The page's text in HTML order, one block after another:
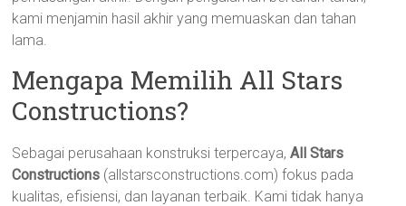
kami menjamin hasil akhir yang memuaskan dan tahan
lama.
Mengapa Memilih All Stars
Constructions?
Sebagai perusahaan konstruksi terpercaya,All Stars
Constructions (allstarsconstructions.com) fokus pada
kualitas, efisiensi, dan layanan terbaik. Kami tidak hanya